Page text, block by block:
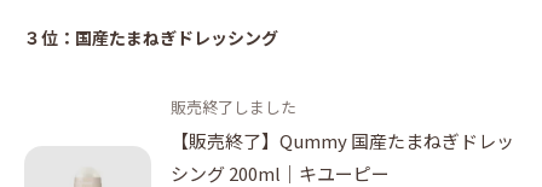
３位：国産たまねぎドレッシング
販売終了しました
【販売終了】Qummy 国産たまねぎドレッ
シング 200ml｜キユーピー